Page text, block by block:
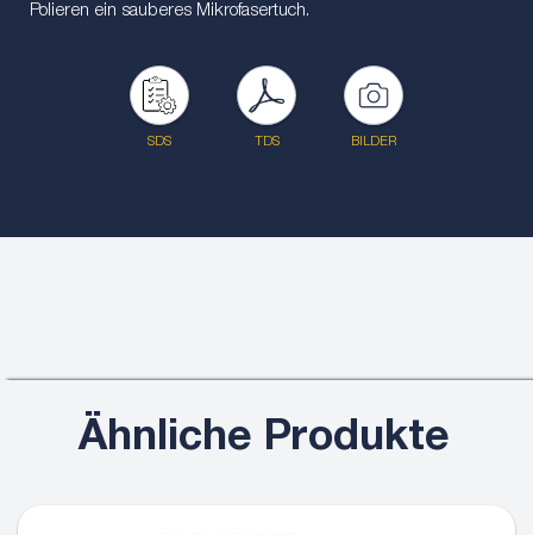
Polieren ein sauberes Mikrofasertuch.
SDS TDS BILDER
Ähnliche Produkte